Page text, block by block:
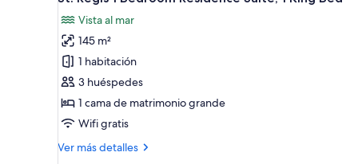
Suite
Main
Building)
grande,
vistas
al
complejo
turístico
(Junior
Main
Building)
todas
las
fotos
de
St.
Regis
1
Bedroom
Residence
Vista al mar
145 m²
1 habitación
3 huéspedes
1 cama de matrimonio grande
Wifi gratis
Ver más detalles
Más